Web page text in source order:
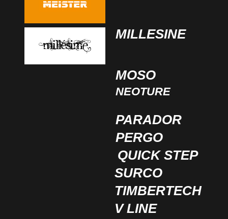
MILLESINE
MOSO
NEOTURE
PARADOR
PERGO
QUICK STEP
SURCO
TIMBERTECH
V LINE